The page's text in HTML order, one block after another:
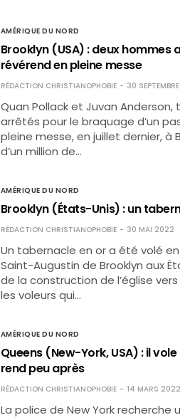
AMÉRIQUE DU NORD
Brooklyn (USA) : deux hommes
révérend en pleine messe
RÉDACTION CHRISTIANOPHOBIE 30
Quan Pollack et Juvan
arrêtés pour le braquage d’un
pleine messe, en juillet dernier, à
d’un million de…
AMÉRIQUE DU NORD
Brooklyn (États-Unis) : un
RÉDACTION CHRISTIANOPHOBIE 30 MAI 2022
Un tabernacle en or a été volé
Saint-Augustin de Brooklyn aux
de la construction de l’église
les voleurs qui…
AMÉRIQUE DU NORD
Queens (New-York, USA) : il
rend peu après
RÉDACTION CHRISTIANOPHOBIE 14 MARS 2022
La police de New York